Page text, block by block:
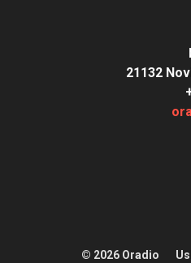
21132
© 2026 Oradio